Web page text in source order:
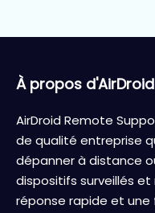
À propos
AirDroid Remote
de qualité entreprise
dépanner à distance
dispositifs surveillés et
réponse rapide et une